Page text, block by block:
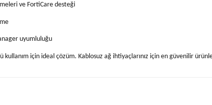
ve FortiCare desteği
uyumluluğu
kullanım için ideal çözüm. Kablosuz ağ ihtiyaçlarınız için en güvenilir